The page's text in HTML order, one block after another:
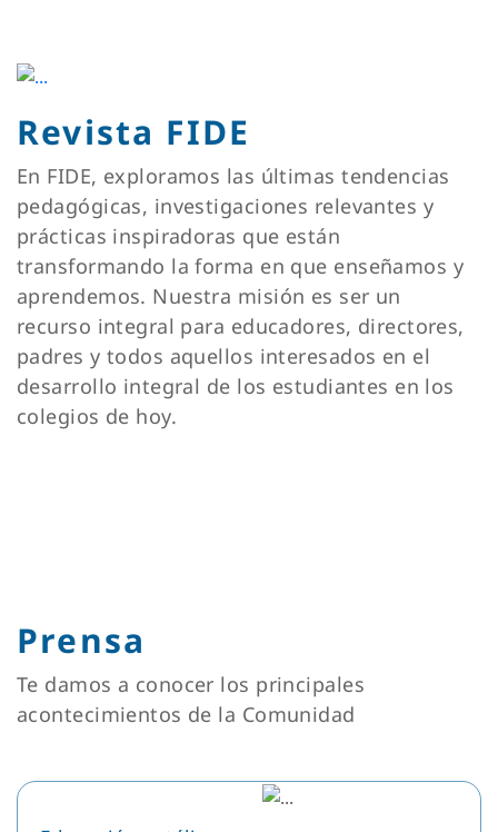
Revista FIDE
En FIDE, exploramos las últimas tendencias
pedagógicas, investigaciones relevantes y
prácticas inspiradoras que están
transformando la forma en que enseñamos y
aprendemos. Nuestra misión es ser un
recurso integral para educadores, directores,
padres y todos aquellos interesados en el
desarrollo integral de los estudiantes en los
colegios de hoy.
Prensa
Te damos a conocer los principales
acontecimientos de la Comunidad